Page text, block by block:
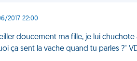
2017 22:00
doucement ma fille, je lui
ça sent la vache quand tu parles ?"